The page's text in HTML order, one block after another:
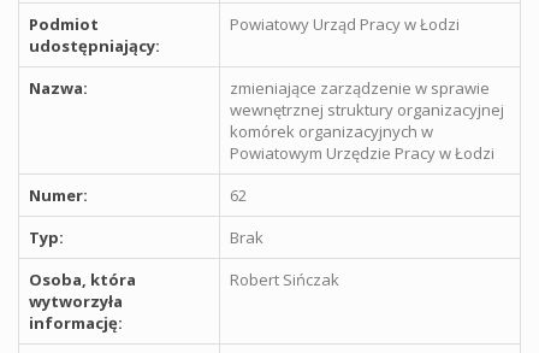
Podmiot
udostępniający:
Powiatowy Urząd Pracy w Łodzi
Nazwa:
zmieniające zarządzenie w sprawie
wewnętrznej struktury organizacyjnej
komórek organizacyjnych w
Powiatowym Urzędzie Pracy w Łodzi
Numer:
62
Typ:
Brak
Osoba, która
wytworzyła
informację:
Robert Sińczak